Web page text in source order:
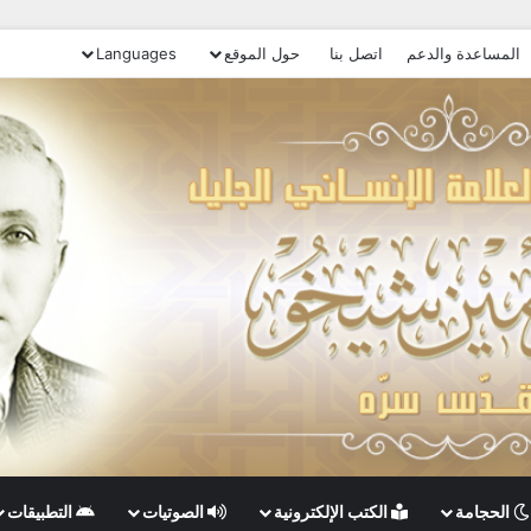
المساعدة والدعم اتصل بنا حول الموقع Languages
الحجامة الكتب الإلكترونية الصوتيات التطبيقات